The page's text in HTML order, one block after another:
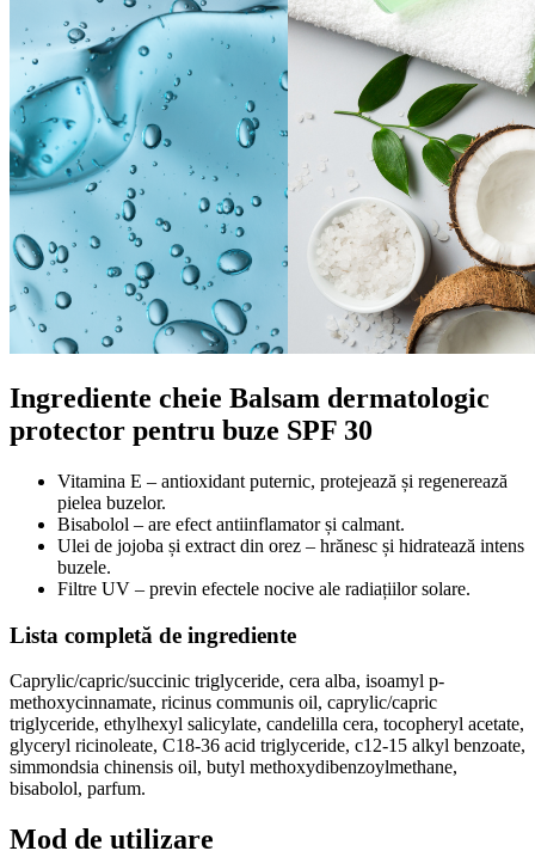
Ingrediente cheie Balsam dermatologic
protector pentru buze SPF 30
Vitamina E – antioxidant puternic, protejează și regenerează
pielea buzelor.
Bisabolol – are efect antiinflamator și calmant.
Ulei de jojoba și extract din orez – hrănesc și hidratează intens
buzele.
Filtre UV – previn efectele nocive ale radiațiilor solare.
Lista completă de ingrediente
Caprylic/capric/succinic triglyceride, cera alba, isoamyl p-
methoxycinnamate, ricinus communis oil, caprylic/capric
triglyceride, ethylhexyl salicylate, candelilla cera, tocopheryl acetate,
glyceryl ricinoleate, C18-36 acid triglyceride, c12-15 alkyl benzoate,
simmondsia chinensis oil, butyl methoxydibenzoylmethane,
bisabolol, parfum.
Mod de utilizare